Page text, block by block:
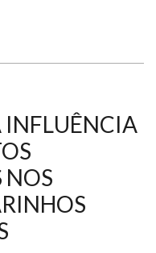
INFLUÊNCIA